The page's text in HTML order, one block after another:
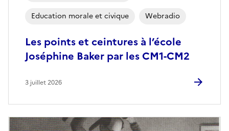
Les points et ceintures à l’école
Joséphine Baker par les CM1-CM2
Education morale et civique Webradio
3 juillet 2026